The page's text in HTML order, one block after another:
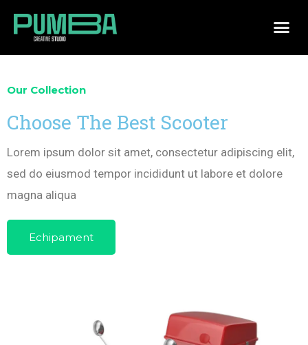
Our Collection
Choose The Best Scooter
Lorem ipsum dolor sit amet, consectetur adipiscing elit,
sed do eiusmod tempor incididunt ut labore et dolore
magna aliqua
Echipament